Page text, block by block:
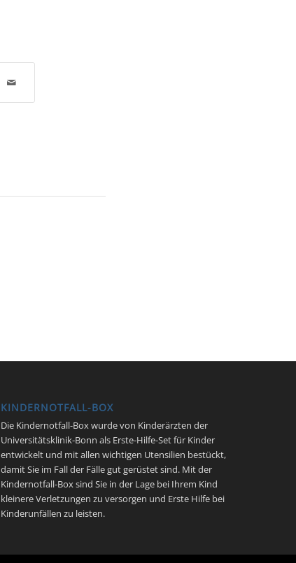
KINDERNOTFALL-BOX
Die Kindernotfall-Box wurde von Kinderärzten der
Universitätsklinik-Bonn als Erste-Hilfe-Set für Kinder
entwickelt und mit allen wichtigen Utensilien bestückt,
damit Sie im Fall der Fälle gut gerüstet sind. Mit der
Kindernotfall-Box sind Sie in der Lage bei Ihrem Kind
kleinere Verletzungen zu versorgen und Erste Hilfe bei
Kinderunfällen zu leisten.